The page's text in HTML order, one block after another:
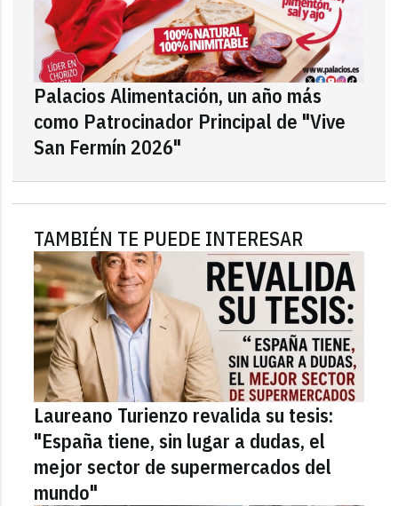
Palacios Alimentación, un año más
como Patrocinador Principal de "Vive
San Fermín 2026"
TAMBIÉN TE PUEDE INTERESAR
Laureano Turienzo revalida su tesis:
"España tiene, sin lugar a dudas, el
mejor sector de supermercados del
mundo"